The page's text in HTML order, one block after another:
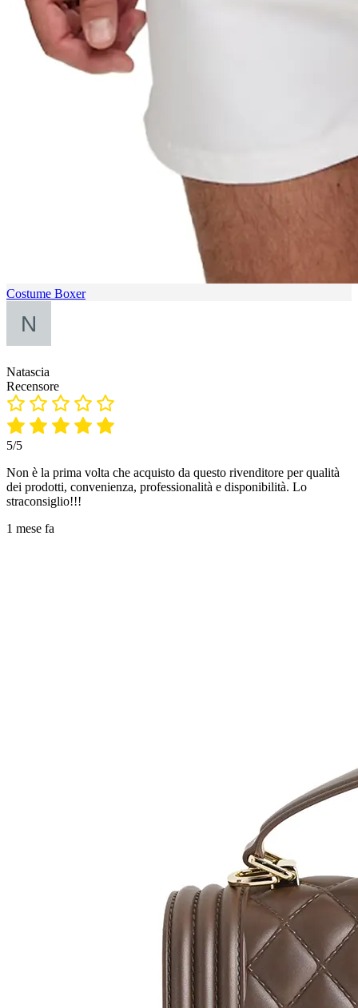
Costume Boxer
Natascia
Recensore
5/5
Non è la prima volta che acquisto da questo rivenditore per qualità
dei prodotti, convenienza, professionalità e disponibilità. Lo
straconsiglio!!!
1 mese fa